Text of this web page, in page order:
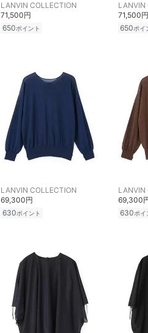
LANVIN COLLECTION
71,500円
650ポイント
LANVIN
71,500円
650ポイ
LANVIN COLLECTION
69,300円
630ポイント
LANVIN
69,300
630ポイ